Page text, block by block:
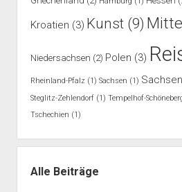
Kroatien (3) Kunst(9) Mitte
Niedersachsen (2) Polen (3)
Rheinland-Pfalz(1) Sachsen (1)
Steglitz-Zehlendorf(1) Tempelhof-
Tschechien (1)
Alle Beiträge